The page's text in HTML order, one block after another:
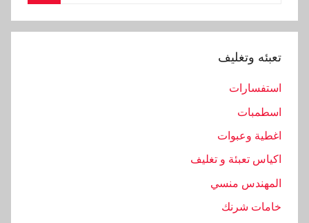
ي
ف
ا
ل
ت
,
ا
تعبئه وتغليف
استفسارات
اسطمبات
اغطية وعبوات
اكياس تعبئة و تغليف
المهندس منسي
خامات شرنك